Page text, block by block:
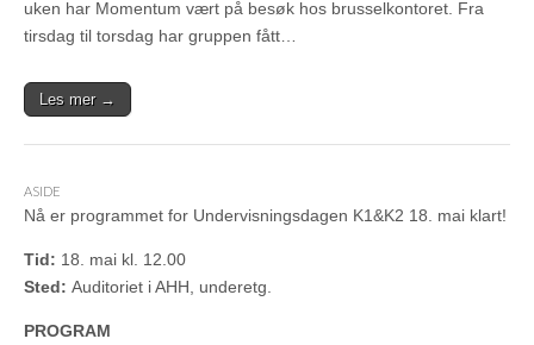
uken har Momentum vært på besøk hos brusselkontoret. Fra
tirsdag til torsdag har gruppen fått…
Les mer →
ASIDE
Nå er programmet for Undervisningsdagen K1&K2 18. mai klart!
Tid: 18. mai kl. 12.00
Sted: Auditoriet i AHH, underetg.
PROGRAM